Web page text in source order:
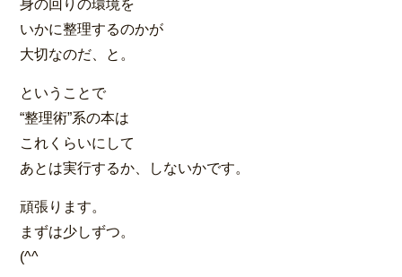
身の回りの環境を
いかに整理するのかが
大切なのだ、と。
ということで
“整理術”系の本は
これくらいにして
あとは実行するか、しないかです。
頑張ります。
まずは少しずつ。
(^^ゞ